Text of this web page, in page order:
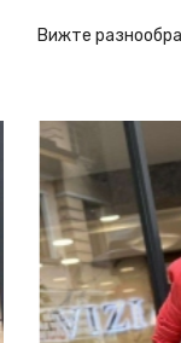
Вижте